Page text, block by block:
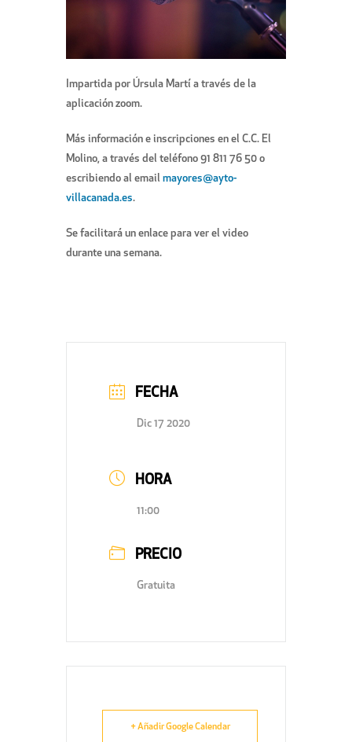
Impartida por Úrsula Martí a través de la
aplicación zoom.
Más información e inscripciones en el C.C. El
Molino, a través del teléfono 91 811 76 50 o
escribiendo al email mayores@ayto-
villacanada.es.
Se facilitará un enlace para ver el video
durante una semana.
FECHA
Dic 17 2020
HORA
11:00
PRECIO
Gratuita
+ Añadir Google Calendar